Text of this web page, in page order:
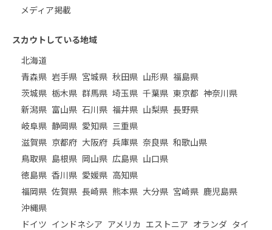
メディア掲載
スカウトしている地域
北海道
青森県 岩手県 宮城県 秋田県 山形県 福島県
茨城県 栃木県 群馬県 埼玉県 千葉県 東京都 神奈川県
新潟県 富山県 石川県 福井県 山梨県 長野県
岐阜県 静岡県 愛知県 三重県
滋賀県 京都府 大阪府 兵庫県 奈良県 和歌山県
鳥取県 島根県 岡山県 広島県 山口県
徳島県 香川県 愛媛県 高知県
福岡県 佐賀県 長崎県 熊本県 大分県 宮崎県 鹿児島県
沖縄県
ドイツ インドネシア アメリカ エストニア オランダ タイ